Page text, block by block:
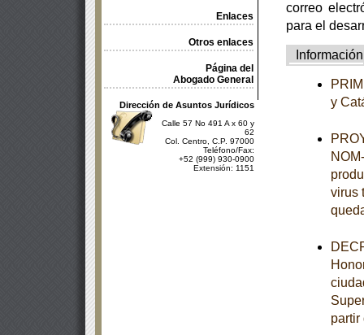
Enlaces
Otros enlaces
Página del
Abogado General
Dirección de Asuntos Jurídicos
Calle 57 No 491 A x 60 y
62
Col. Centro, C.P. 97000
Teléfono/Fax:
+52 (999) 930-0900
Extensión: 1151
correo
para el
Información
y
virus
partir